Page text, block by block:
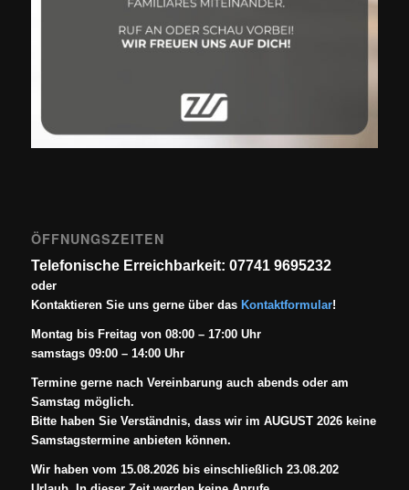
ÖFFNUNGSZEITEN
Telefonische Erreichbarkeit: 07741 9695232
oder
Kontaktieren Sie uns gerne über das Kontaktformular!
Montag bis Freitag von 08:00 – 17:00 Uhr
samstags 09:00 – 14:00 Uhr
Termine gerne nach Vereinbarung auch abends oder am
Samstag möglich.
Bitte haben Sie Verständnis, dass wir im AUGUST 2026 keine
Samstagstermine anbieten können.
Wir haben vom 15.08.2026 bis einschließlich 23.08.202